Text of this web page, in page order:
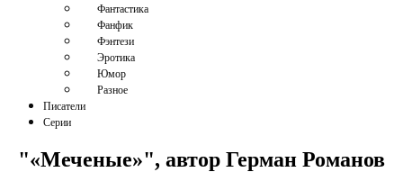
Фантастика
Фанфик
Фэнтези
Эротика
Юмор
Разное
Писатели
Серии
"«Меченые»", автор Герман Романов